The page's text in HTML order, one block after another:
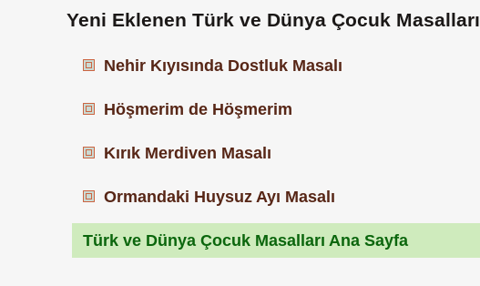
Yeni Eklenen Türk ve Dünya Çocuk Masalları
Nehir Kıyısında Dostluk Masalı
Höşmerim de Höşmerim
Kırık Merdiven Masalı
Ormandaki Huysuz Ayı Masalı
Türk ve Dünya Çocuk Masalları Ana Sayfa